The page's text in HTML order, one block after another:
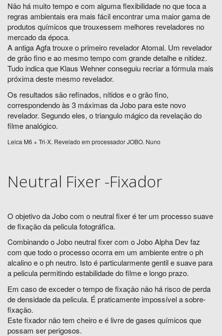
Não há muito tempo e com alguma flexibilidade no que toca a
regras ambientais era mais fácil encontrar uma maior gama de
produtos químicos que trouxessem melhores reveladores no
mercado da época.
A antiga Agfa trouxe o primeiro revelador Atomal. Um revelador
de grão fino e ao mesmo tempo com grande detalhe e nitidez.
Tudo indica que Klaus Wehner conseguiu recriar a fórmula mais
próxima deste mesmo revelador.
Os resultados são refinados, nítidos e o grão fino,
correspondendo às 3 máximas da Jobo para este novo
revelador. Segundo eles, o triangulo mágico da revelação do
filme analógico.
Leica M6 + Tri-X. Revelado em processador JOBO. Nuno
Neutral Fixer -Fixador
O objetivo da Jobo com o neutral fixer é ter um processo suave
de fixação da pelicula fotográfica.
Combinando o Jobo neutral fixer com o Jobo Alpha Dev faz
com que todo o processo ocorra em um ambiente entre o ph
alcalino e o ph neutro. Isto é particularmente gentil e suave para
a pelicula permitindo estabilidade do filme e longo prazo.
Em caso de exceder o tempo de fixação não há risco de perda
de densidade da pelicula. É praticamente impossível a sobre-
fixação.
Este fixador não tem cheiro e é livre de gases químicos que
possam ser perigosos.